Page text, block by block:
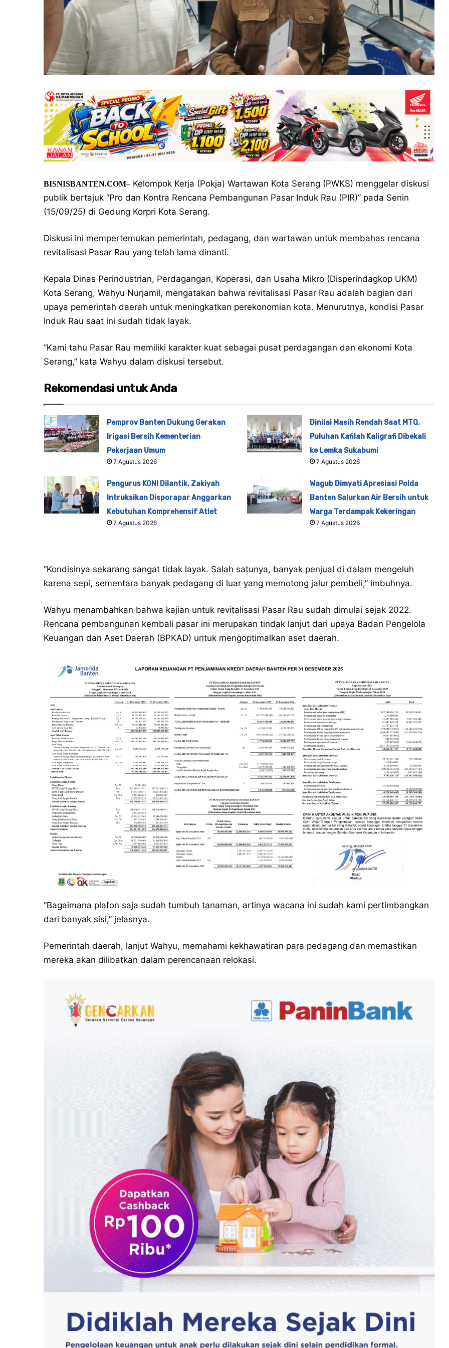
BISNISBANTEN.COM–Kelompok Kerja (Pokja) Wartawan Kota Serang (PWKS) menggelar diskusi
publik bertajuk “Pro dan Kontra Rencana Pembangunan Pasar Induk Rau (PIR)” pada Senin
(15/09/25) di Gedung Korpri Kota Serang.
Diskusi ini mempertemukan pemerintah, pedagang, dan wartawan untuk membahas rencana
revitalisasi Pasar Rau yang telah lama dinanti.
Kepala Dinas Perindustrian, Perdagangan, Koperasi, dan Usaha Mikro (Disperindagkop UKM)
Kota Serang, Wahyu Nurjamil, mengatakan bahwa revitalisasi Pasar Rau adalah bagian dari
upaya pemerintah daerah untuk meningkatkan perekonomian kota. Menurutnya, kondisi Pasar
Induk Rau saat ini sudah tidak layak.
“Kami tahu Pasar Rau memiliki karakter kuat sebagai pusat perdagangan dan ekonomi Kota
Serang,” kata Wahyu dalam diskusi tersebut.
Rekomendasi untuk Anda
Pemprov Banten Dukung Gerakan
Irigasi Bersih Kementerian
Pekerjaan Umum
7 Agustus 2026
Dinilai Masih Rendah Saat MTQ,
Puluhan Kafilah Kaligrafi Dibekali
ke Lemka Sukabumi
7 Agustus 2026
Pengurus KONI Dilantik, Zakiyah
Intruksikan Disporapar Anggarkan
Kebutuhan Komprehensif Atlet
7 Agustus 2026
Wagub Dimyati Apresiasi Polda
Banten Salurkan Air Bersih untuk
Warga Terdampak Kekeringan
7 Agustus 2026
“Kondisinya sekarang sangat tidak layak. Salah satunya, banyak penjual di dalam mengeluh
karena sepi, sementara banyak pedagang di luar yang memotong jalur pembeli,” imbuhnya.
Wahyu menambahkan bahwa kajian untuk revitalisasi Pasar Rau sudah dimulai sejak 2022.
Rencana pembangunan kembali pasar ini merupakan tindak lanjut dari upaya Badan Pengelola
Keuangan dan Aset Daerah (BPKAD) untuk mengoptimalkan aset daerah.
“Bagaimana plafon saja sudah tumbuh tanaman, artinya wacana ini sudah kami pertimbangkan
dari banyak sisi,” jelasnya.
Pemerintah daerah, lanjut Wahyu, memahami kekhawatiran para pedagang dan memastikan
mereka akan dilibatkan dalam perencanaan relokasi.